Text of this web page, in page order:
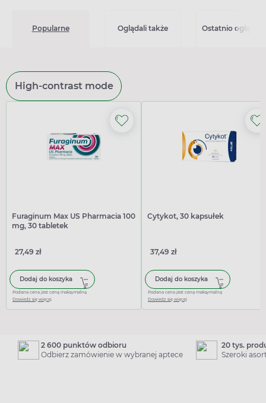
Popularne Oglądali także Ostatnio
High-contrast mode
Furaginum Max US Pharmacia 100
mg, 30 tabletek
27,49 zł
Dodaj do koszyka
Podana cena jest ceną maksymalną
Dowiedz się więcej
Cytykot, 30 kapsułek
37,49 zł
Dodaj do koszyka
Podana cena jest ceną maksymalną
Dowiedz się więcej
2 600 punktów odbioru
Odbierz zamówienie w wybranej aptece
20 tys.
Szeroki